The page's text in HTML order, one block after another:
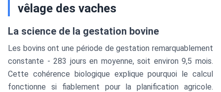
vêlage des vaches
La science de la gestation bovine
Les bovins ont une période de gestation remarquablement
constante - 283 jours en moyenne, soit environ 9,5 mois.
Cette cohérence biologique explique pourquoi le calcul
fonctionne si fiablement pour la planification agricole.